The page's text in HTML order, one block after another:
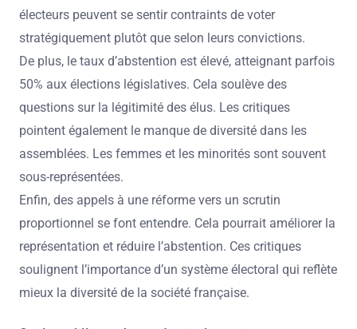
électeurs peuvent se sentir contraints de voter
stratégiquement plutôt que selon leurs convictions.
De plus, le taux d’abstention est élevé, atteignant parfois
50% aux élections législatives. Cela soulève des
questions sur la légitimité des élus. Les critiques
pointent également le manque de diversité dans les
assemblées. Les femmes et les minorités sont souvent
sous-représentées.
Enfin, des appels à une réforme vers un scrutin
proportionnel se font entendre. Cela pourrait améliorer la
représentation et réduire l’abstention. Ces critiques
soulignent l’importance d’un système électoral qui reflète
mieux la diversité de la société française.